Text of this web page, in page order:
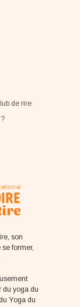
de rire
son
former,
du yoga du
Yoga du